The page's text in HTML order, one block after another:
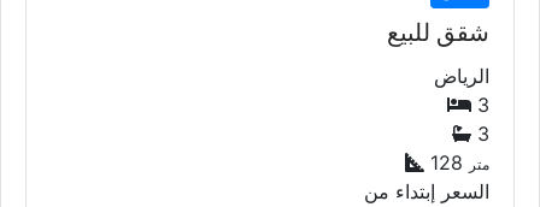
شقق للبيع
الرياض
3
3
128 متر
السعر إبتداء من